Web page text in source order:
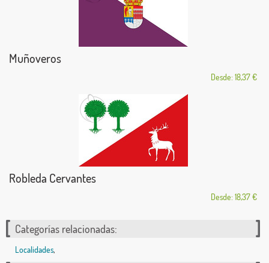
Muñoveros
Desde: 18,37 €
Robleda Cervantes
Desde: 18,37 €
Categorías relacionadas:
Localidades,